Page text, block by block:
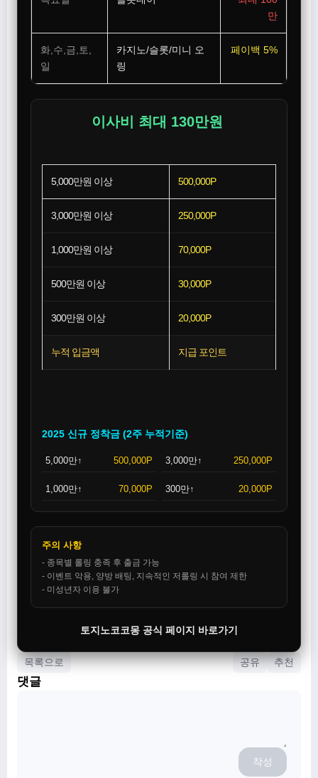
만
화,수,금,토,
일
카지노/슬롯/미니 오
링
페이백 5%
이사비 최대 130만원
5,000만원 이상 500,000P
3,000만원 이상 250,000P
1,000만원 이상 70,000P
500만원 이상 30,000P
300만원 이상 20,000P
누적 입금액 지급 포인트
2025 신규 정착금 (2주 누적기준)
5,000만↑ 500,000P 3,000만↑ 250,000P
1,000만↑ 70,000P 300만↑ 20,000P
주의 사항
- 종목별 롤링 충족 후 출금 가능
- 이벤트 악용, 양방 배팅, 지속적인 저롤링 시 참여 제한
- 미성년자 이용 불가
토지노코코몽 공식 페이지 바로가기
목록으로 공유 추천
댓글
작성